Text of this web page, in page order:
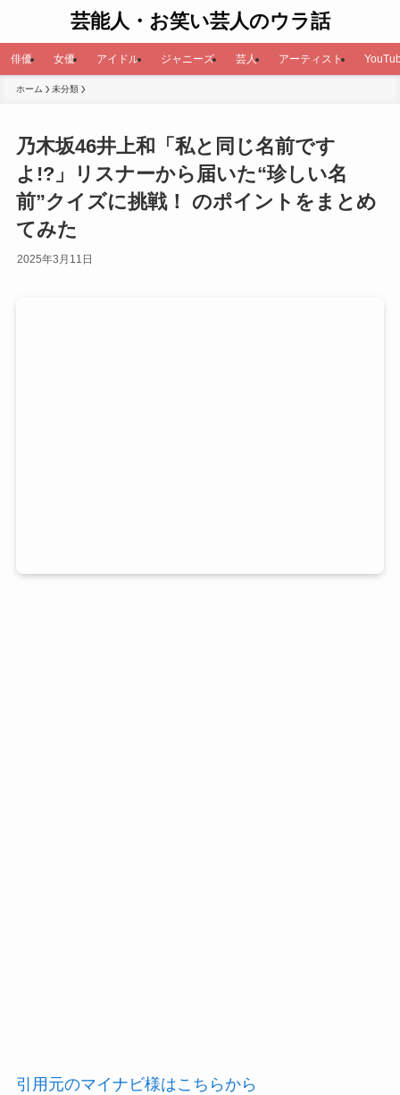
芸能人・お笑い芸人のウラ話
俳優 女優 アイドル ジャニーズ 芸人 アーティスト
ホーム 未分類
乃木坂46井上和「私と同じ名前です
よ!?」リスナーから届いた“珍しい名
前”クイズに挑戦！ のポイントをまとめ
てみた
2025年3月11日
引用元のマイナビ様はこちらから